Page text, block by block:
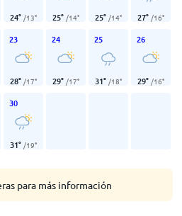
24° /13° 25° /14° 25° /14° 27° /16°
23
28° /17°
24
29° /17°
25
31° /18°
26
29° /16°
30
31° /19°
para más información